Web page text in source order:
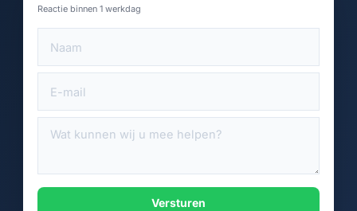
Reactie binnen 1 werkdag
Versturen